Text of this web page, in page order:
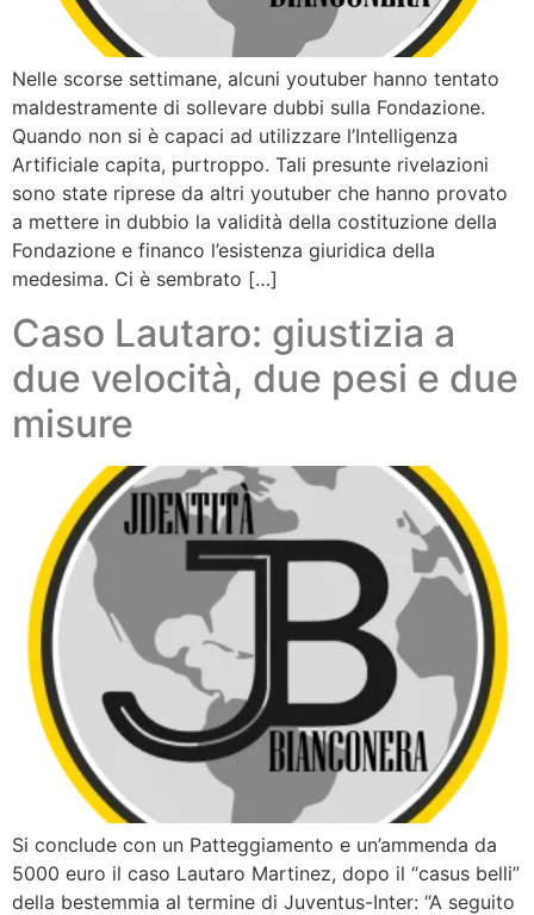
Nelle scorse settimane, alcuni youtuber hanno tentato
maldestramente di sollevare dubbi sulla Fondazione.
Quando non si è capaci ad utilizzare l’Intelligenza
Artificiale capita, purtroppo. Tali presunte rivelazioni
sono state riprese da altri youtuber che hanno provato
a mettere in dubbio la validità della costituzione della
Fondazione e financo l’esistenza giuridica della
medesima. Ci è sembrato […]
Caso Lautaro: giustizia a
due velocità, due pesi e due
misure
Si conclude con un Patteggiamento e un’ammenda da
5000 euro il caso Lautaro Martinez, dopo il “casus belli”
della bestemmia al termine di Juventus-Inter: “A seguito